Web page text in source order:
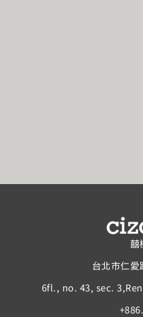
囍
台北市仁
6fl., no. 43, sec.